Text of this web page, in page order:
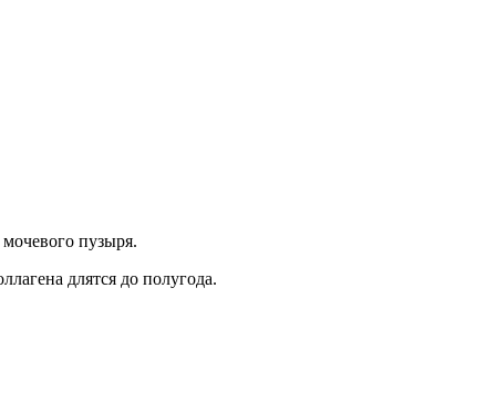
пузыря.
длятся до полугода.